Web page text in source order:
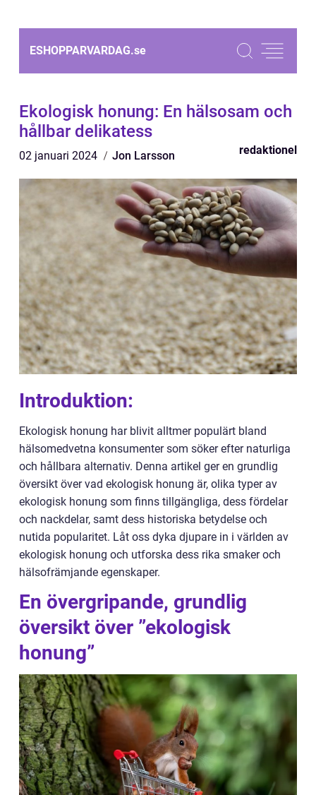
ESHOPPARVARDAG.se
Ekologisk honung: En hälsosam och
hållbar delikatess
02 januari 2024 Jon Larsson redaktionel
Introduktion:
Ekologisk honung har blivit alltmer populärt bland
hälsomedvetna konsumenter som söker efter naturliga
och hållbara alternativ. Denna artikel ger en grundlig
översikt över vad ekologisk honung är, olika typer av
ekologisk honung som finns tillgängliga, dess fördelar
och nackdelar, samt dess historiska betydelse och
nutida popularitet. Låt oss dyka djupare in i världen av
ekologisk honung och utforska dess rika smaker och
hälsofrämjande egenskaper.
En övergripande, grundlig
översikt över ”ekologisk
honung”